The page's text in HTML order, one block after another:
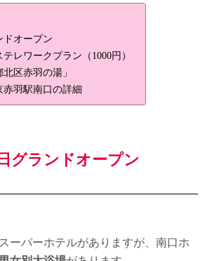
ドオープン
レワークプラン（1000円）
区赤羽の湯」
赤羽駅南口の詳細
グランドオープン
ーパーホテルがありますが、南口ホ